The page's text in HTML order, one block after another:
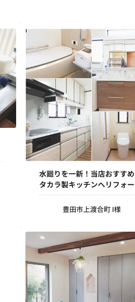
水廻りを一新！当店おすす
タカラ製キッチンへリフォ
豊田市上渡合町 I様